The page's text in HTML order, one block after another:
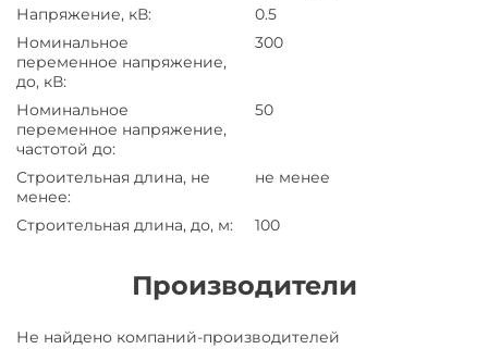
Напряжение, кВ:
0.5
Номинальное
переменное напряжение,
до, кВ:
300
Номинальное
переменное напряжение,
частотой до:
50
Строительная длина, не
менее:
не менее
Строительная длина, до, м: 100
Производители
ЗаводЗавод-
Не найдено компаний-производителей